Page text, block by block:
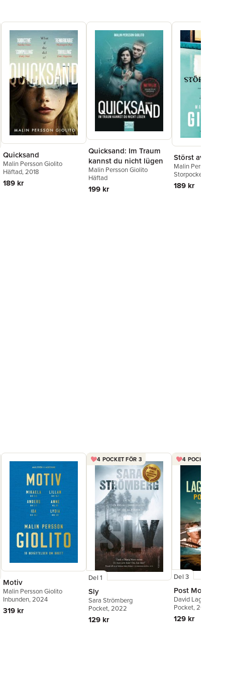
Quicksand
Malin Persson Giolito
Häftad, 2018
189 kr
Quicksand: Im Traum
kannst du nicht lügen
Malin Persson Giolito
Häftad
199 kr
Störst av allt
Malin Persson
Storpocket
189 kr
Motiv
Malin Persson Giolito
Inbunden, 2024
319 kr
4 POCKET FÖR 3
Del 1
Sly
Sara Strömberg
Pocket, 2022
129 kr
4 POCKET FÖR
Del 3
Post Mortem
David Lagercrantz
Pocket, 2025
129 kr